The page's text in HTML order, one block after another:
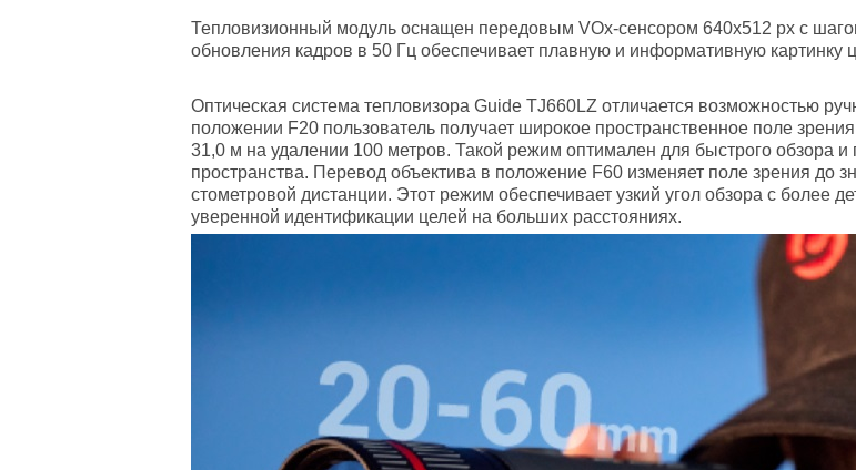
Тепловизионный модуль оснащен передовым VOx-сенсором 640х512 px с
обновления кадров в 50 Гц обеспечивает плавную и информативную картинку
Оптическая система тепловизора Guide TJ660LZ отличается возможностью
положении F20 пользователь получает широкое пространственное поле
31,0 м на удалении 100 метров. Такой режим оптимален для быстрого обзора
пространства. Перевод объектива в положение F60 изменяет поле зрения до
стометровой дистанции. Этот режим обеспечивает узкий угол обзора с более
уверенной идентификации целей на больших расстояниях.